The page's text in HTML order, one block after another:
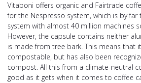
Vitaboni offers organic and Fairtrade
for the Nespresso system, which is by
system with almost 40 million machines
However, the capsule contains neither
is made from tree bark. This means that
compostable, but has also been
compost. All this from a climate-neutral
good as it gets when it comes to coffee